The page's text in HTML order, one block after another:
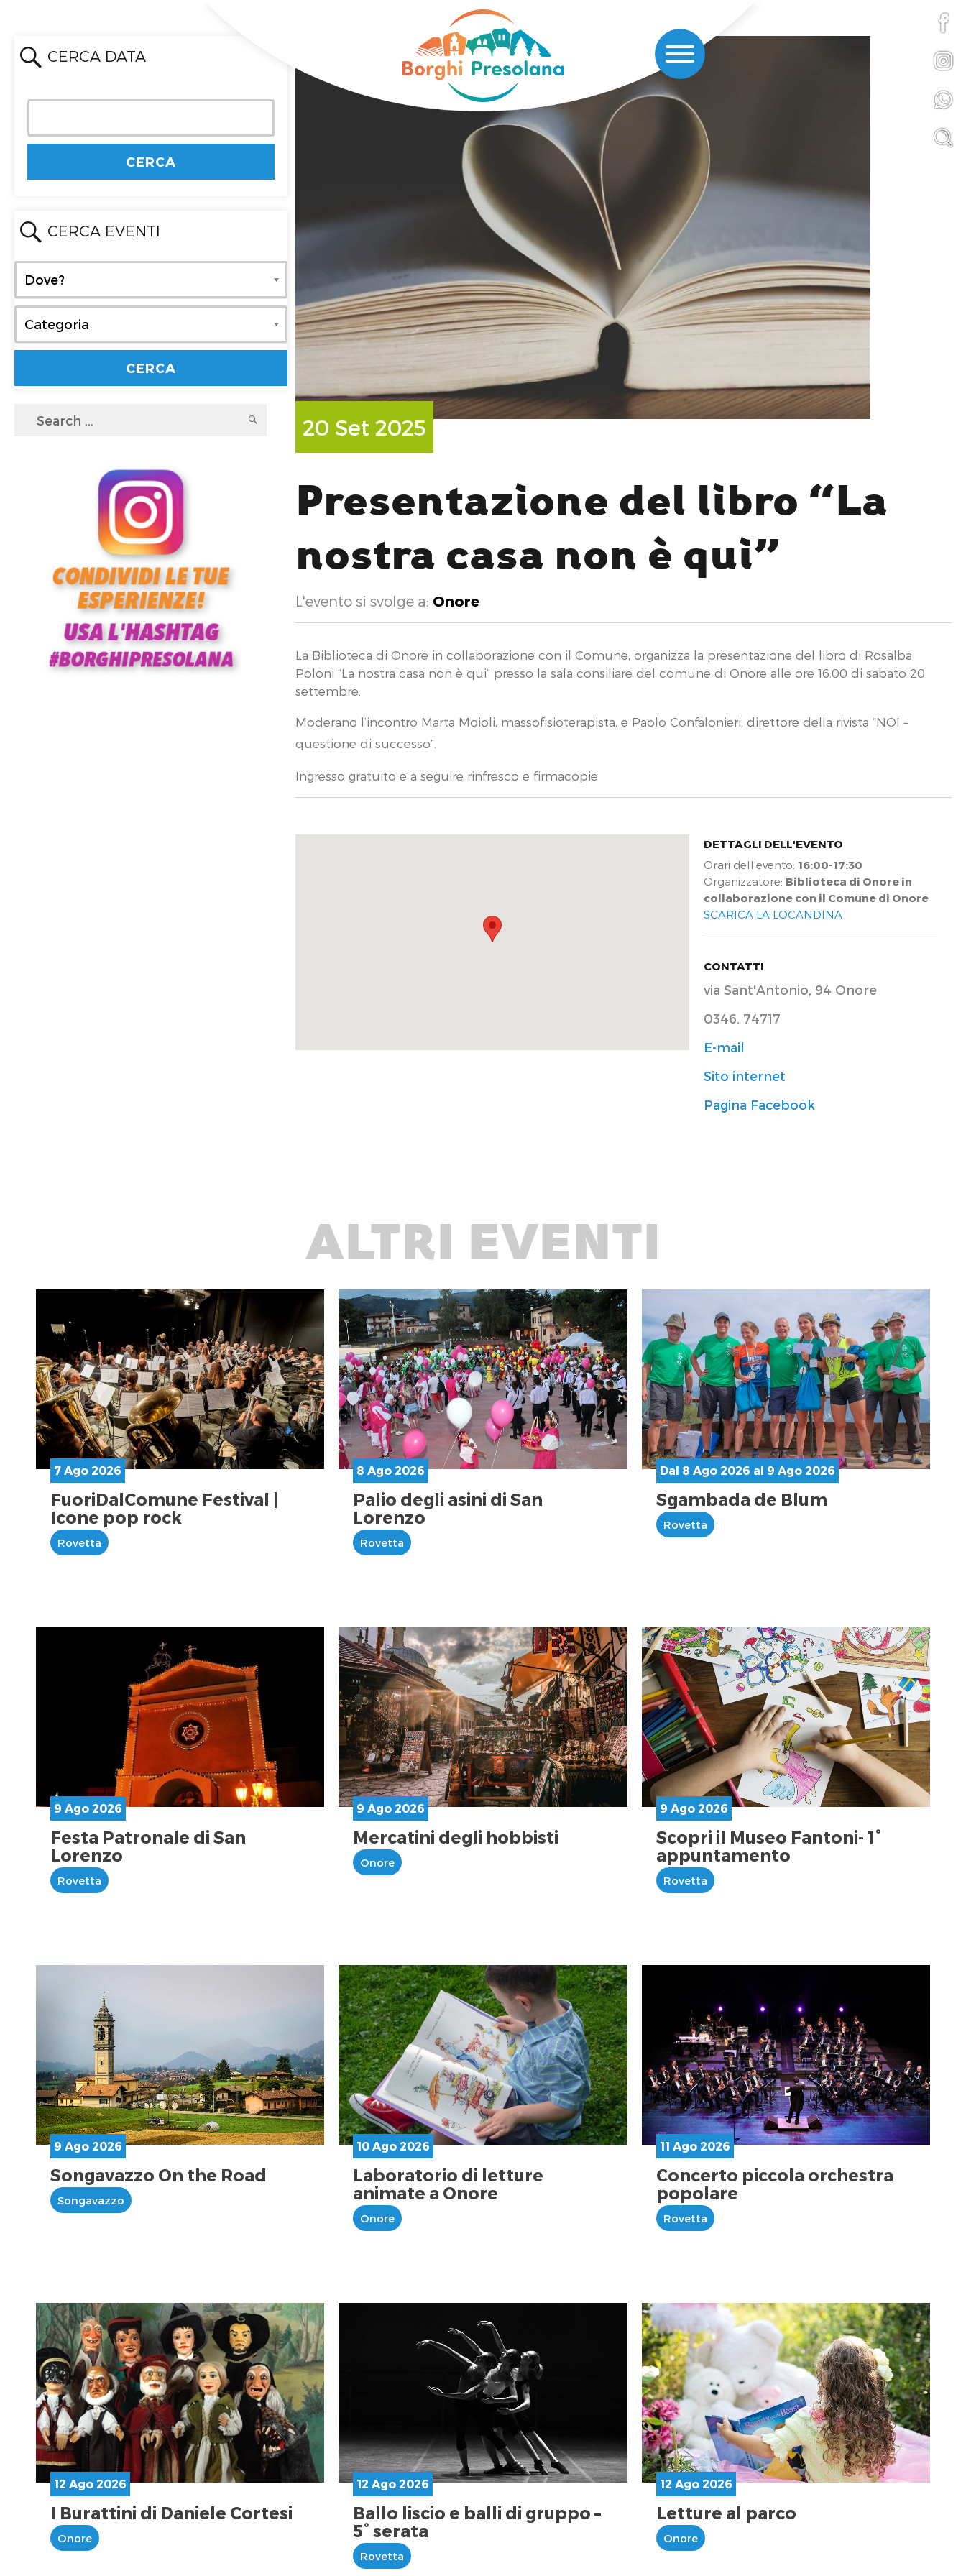
CERCA DATA
CERCA EVENTI
Dove?
Categoria
Search
SEARCH20 Set 2025
Presentazione del libro “La
nostra casa non è qui”
L'evento si svolge a: Onore
La Biblioteca di Onore in collaborazione con il Comune, organizza la presentazione del libro di Rosalba
Poloni “La nostra casa non è qui” presso la sala consiliare del comune di Onore alle ore 16:00 di sabato 20
settembre.
Moderano l’incontro Marta Moioli, massofisioterapista, e Paolo Confalonieri, direttore della rivista “NOI –
questione di successo”.
Ingresso gratuito e a seguire rinfresco e firmacopie
DETTAGLI DELL'EVENTO
Orari dell'evento: 16:00-17:30
Organizzatore: Biblioteca di Onore in
collaborazione con il Comune di Onore
SCARICA LA LOCANDINA
CONTATTI
via Sant'Antonio, 94 Onore
0346. 74717
E-mail
Sito internet
Pagina Facebook
ALTRI EVENTI
7 Ago 2026
FuoriDalComune Festival |
Icone pop rock
Rovetta
8 Ago 2026
Palio degli asini di San
Lorenzo
Rovetta
Dal 8 Ago 2026 al 9 Ago 2026
Sgambada de Blum
Rovetta
9 Ago 2026
Festa Patronale di San
Lorenzo
Rovetta
9 Ago 2026
Mercatini degli hobbisti
Onore
9 Ago 2026
Scopri il Museo Fantoni- 1°
appuntamento
Rovetta
9 Ago 2026
Songavazzo On the Road
Songavazzo
10 Ago 2026
Laboratorio di letture
animate a Onore
Onore
11 Ago 2026
Concerto piccola orchestra
popolare
Rovetta
12 Ago 2026
I Burattini di Daniele Cortesi
Onore
12 Ago 2026
Ballo liscio e balli di gruppo –
5° serata
Rovetta
12 Ago 2026
Letture al parco
Onore